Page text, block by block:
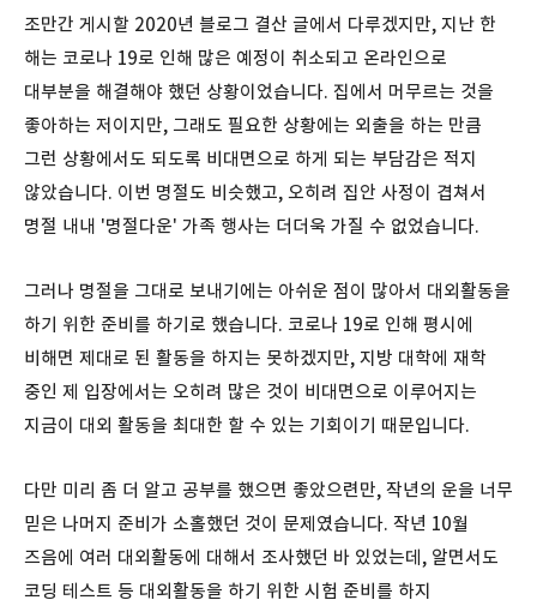
조만간 게시할 2020년 블로그 결산 글에서 다루겠지만, 지난 한
해는 코로나 19로 인해 많은 예정이 취소되고 온라인으로
대부분을 해결해야 했던 상황이었습니다. 집에서 머무르는 것을
좋아하는 저이지만, 그래도 필요한 상황에는 외출을 하는 만큼
그런 상황에서도 되도록 비대면으로 하게 되는 부담감은 적지
않았습니다. 이번 명절도 비슷했고, 오히려 집안 사정이 겹쳐서
명절 내내 '명절다운' 가족 행사는 더더욱 가질 수 없었습니다.
그러나 명절을 그대로 보내기에는 아쉬운 점이 많아서 대외활동을
하기 위한 준비를 하기로 했습니다. 코로나 19로 인해 평시에
비해면 제대로 된 활동을 하지는 못하겠지만, 지방 대학에 재학
중인 제 입장에서는 오히려 많은 것이 비대면으로 이루어지는
지금이 대외 활동을 최대한 할 수 있는 기회이기 때문입니다.
다만 미리 좀 더 알고 공부를 했으면 좋았으련만, 작년의 운을 너무
믿은 나머지 준비가 소홀했던 것이 문제였습니다. 작년 10월
즈음에 여러 대외활동에 대해서 조사했던 바 있었는데, 알면서도
코딩 테스트 등 대외활동을 하기 위한 시험 준비를 하지